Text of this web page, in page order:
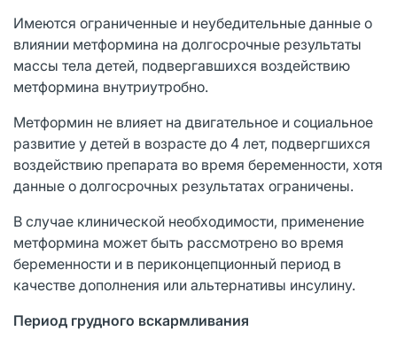
Имеются ограниченные и неубедительные данные о
влиянии метформина на долгосрочные результаты
массы тела детей, подвергавшихся воздействию
метформина внутриутробно.
Метформин не влияет на двигательное и социальное
развитие у детей в возрасте до 4 лет, подвергшихся
воздействию препарата во время беременности, хотя
данные о долгосрочных результатах ограничены.
В случае клинической необходимости, применение
метформина может быть рассмотрено во время
беременности и в периконцепционный период в
качестве дополнения или альтернативы инсулину.
Период грудного вскармливания